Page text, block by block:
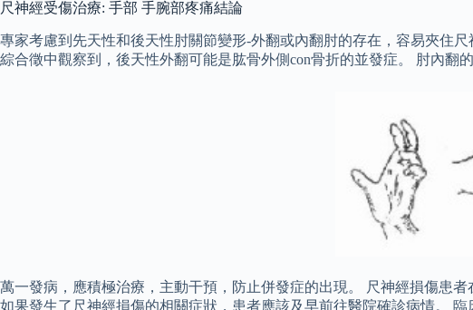
尺神經受傷治療: 手部 手腕部疼痛結論
專家考慮到先天性和後天性肘關節變形-外翻或內翻肘的存在，容易夾住
綜合徵中觀察到，後天性外翻可能是肱骨外側con骨折的並發症。 肘內翻
萬一發病，應積極治療，主動干預，防止併發症的出現。 尺神經損傷患
如果發生了尺神經損傷的相關症狀，患者應該及早前往醫院確診病情。